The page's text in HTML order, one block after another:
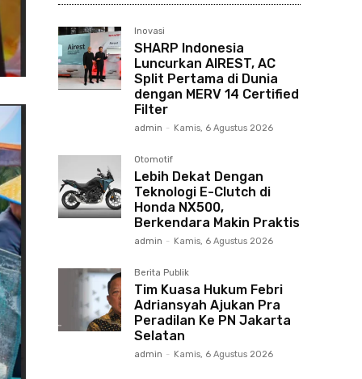
Inovasi
SHARP Indonesia
Luncurkan AIREST, AC
Split Pertama di Dunia
dengan MERV 14 Certified
Filter
admin - Kamis, 6 Agustus 2026
Otomotif
Lebih Dekat Dengan
Teknologi E-Clutch di
Honda NX500,
Berkendara Makin Praktis
admin - Kamis, 6 Agustus 2026
Berita Publik
Tim Kuasa Hukum Febri
Adriansyah Ajukan Pra
Peradilan Ke PN Jakarta
Selatan
admin - Kamis, 6 Agustus 2026